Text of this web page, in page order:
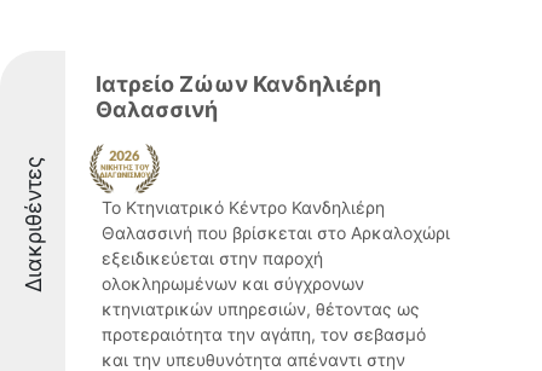
Διακριθέντες
Ιατρείο Ζώων Κανδηλιέρη
Θαλασσινή
Το Κτηνιατρικό Κέντρο Κανδηλιέρη
Θαλασσινή που βρίσκεται στο Αρκαλοχώρι
εξειδικεύεται στην παροχή
ολοκληρωμένων και σύγχρονων
κτηνιατρικών υπηρεσιών, θέτοντας ως
προτεραιότητα την αγάπη, τον σεβασμό
και την υπευθυνότητα απέναντι στην